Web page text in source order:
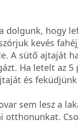
dolgunk, hogy
kevés
A sütő ajtaját
Ha letelt az
és
sem lesz a
otthonunkat.